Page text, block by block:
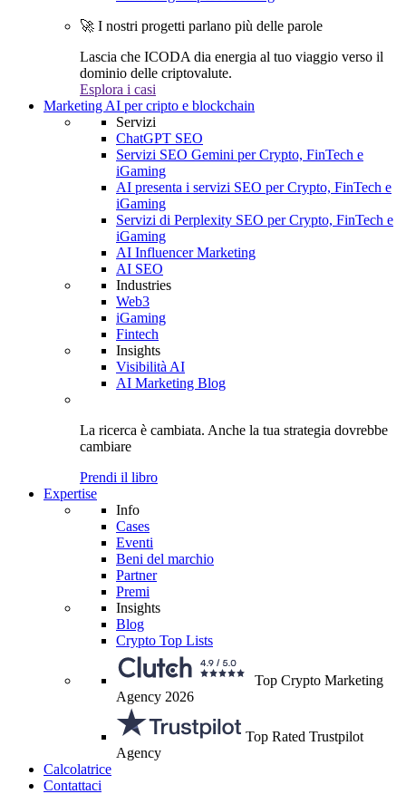
🚀 I nostri progetti parlano più delle parole
Lascia che ICODA dia energia al tuo viaggio verso il
dominio delle criptovalute.
Esplora i casi
Marketing AI per cripto e blockchain
Servizi
ChatGPT SEO
Servizi SEO Gemini per Crypto, FinTech e
iGaming
AI presenta i servizi SEO per Crypto, FinTech e
iGaming
Servizi di Perplexity SEO per Crypto, FinTech e
iGaming
AI Influencer Marketing
AI SEO
Industries
Web3
iGaming
Fintech
Insights
Visibilità AI
AI Marketing Blog
La ricerca è cambiata. Anche la tua strategia dovrebbe
cambiare
Prendi il libro
Expertise
Info
Cases
Eventi
Beni del marchio
Partner
Premi
Insights
Blog
Crypto Top Lists
Top Crypto Marketing
Agency 2026
Top Rated Trustpilot
Agency
Calcolatrice
Contattaci